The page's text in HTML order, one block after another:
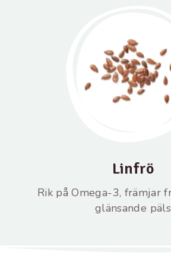
Linfrö
Rik på Omega-3, främjar
glänsande päls